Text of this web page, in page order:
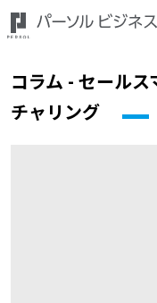
コラム - セール
チャリング